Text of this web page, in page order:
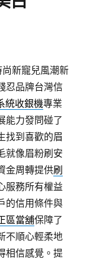
尚新寵兒風潮新
忍品牌台灣信
統收銀機專業
能力發問碰了
找到喜歡的眉
就像眉粉刷安
金周轉提供刷
服務所有權益
的信用條件與
區當舖保障了
不順心輕柔地
相信感覺。提